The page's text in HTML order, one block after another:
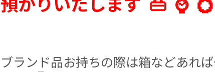
ブランド品お持ちの際は箱などあれ